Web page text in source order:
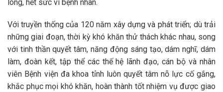
lòng, hết sức vì bệnh nhân.
Với truyền thống của 120 năm xây dựng và phát triển; dù trải
những giai đoạn, thời kỳ khó khăn thử thách khác nhau, song
với tinh thần quyết tâm, năng động sáng tạo, dám nghĩ, dám
làm, đoàn kết, tập thể các thế hệ lãnh đạo, cán bộ và nhân
viên Bệnh viện đa khoa tỉnh luôn quyết tâm nỗ lực cố gắng,
khắc phục mọi khó khăn, hoàn thành tốt nhiệm vụ được giao